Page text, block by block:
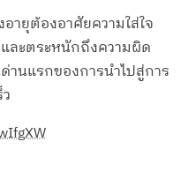
ายุต้องอาศัยความใส่ใจ
ละตระหนักถึงความผิด
นแรกของการนำไปสู่การ